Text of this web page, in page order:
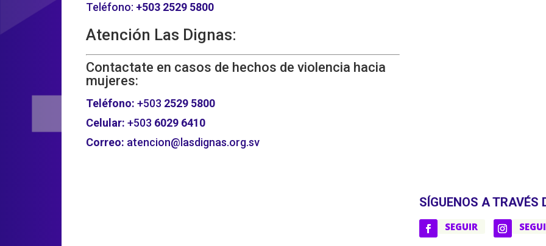
Teléfono: +503 2529 5800
Atención Las Dignas:
Contactate en casos de hechos de violencia hacia
mujeres:
Teléfono: +503 2529 5800
Celular: +503 6029 6410
Correo: atencion@lasdignas.org.sv
SÍGUENOS A TRAVÉS
SEGUIR